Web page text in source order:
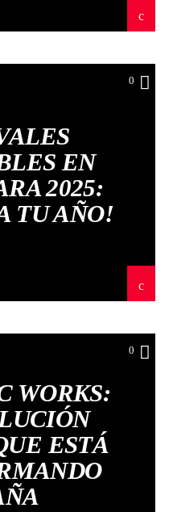
0
EN
2025:
TU AÑO!
0
WORKS:
ESTÁ